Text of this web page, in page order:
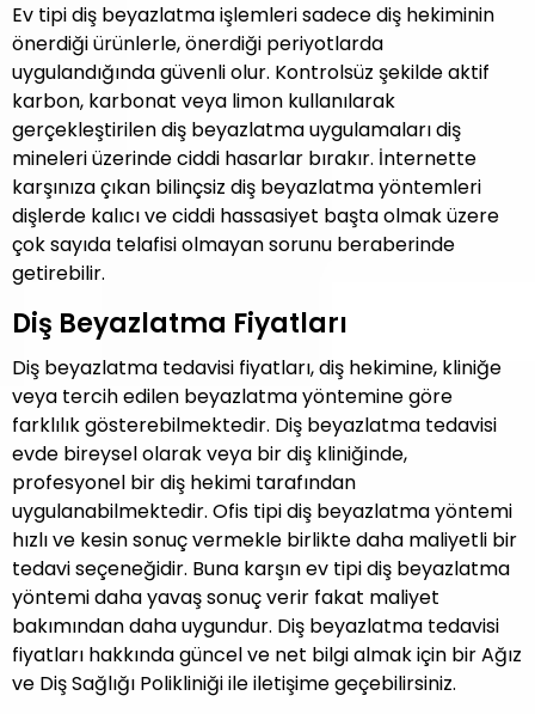
Ev tipi diş beyazlatma işlemleri sadece diş hekiminin
önerdiği ürünlerle, önerdiği periyotlarda
uygulandığında güvenli olur. Kontrolsüz şekilde aktif
karbon, karbonat veya limon kullanılarak
gerçekleştirilen diş beyazlatma uygulamaları diş
mineleri üzerinde ciddi hasarlar bırakır. İnternette
karşınıza çıkan bilinçsiz diş beyazlatma yöntemleri
dişlerde kalıcı ve ciddi hassasiyet başta olmak üzere
çok sayıda telafisi olmayan sorunu beraberinde
getirebilir.
Diş Beyazlatma Fiyatları
Diş beyazlatma tedavisi fiyatları, diş hekimine, kliniğe
veya tercih edilen beyazlatma yöntemine göre
farklılık gösterebilmektedir. Diş beyazlatma tedavisi
evde bireysel olarak veya bir diş kliniğinde,
profesyonel bir diş hekimi tarafından
uygulanabilmektedir. Ofis tipi diş beyazlatma yöntemi
hızlı ve kesin sonuç vermekle birlikte daha maliyetli bir
tedavi seçeneğidir. Buna karşın ev tipi diş beyazlatma
yöntemi daha yavaş sonuç verir fakat maliyet
bakımından daha uygundur. Diş beyazlatma tedavisi
fiyatları hakkında güncel ve net bilgi almak için bir Ağız
ve Diş Sağlığı Polikliniği ile iletişime geçebilirsiniz.